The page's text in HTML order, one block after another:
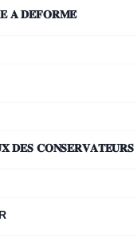
𝐀 𝐃𝐄́𝐅𝐎𝐑𝐌𝐄́